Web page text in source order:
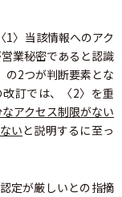
〉当該情報へのアク
業秘密であると認識
の2つが判断要素とな
訂では、〈2〉を重
アクセス制限がない
いと説明するに至っ
定が厳しいとの指摘